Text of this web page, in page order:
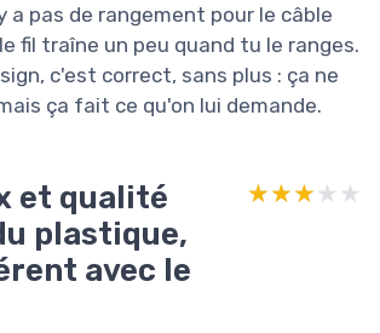
a pas de rangement pour le câble
fil traîne un peu quand tu le ranges.
c'est correct, sans plus : ça ne
ça fait ce qu'on lui demande.
et qualité
plastique,
avec le
★★★★★
★★★★★